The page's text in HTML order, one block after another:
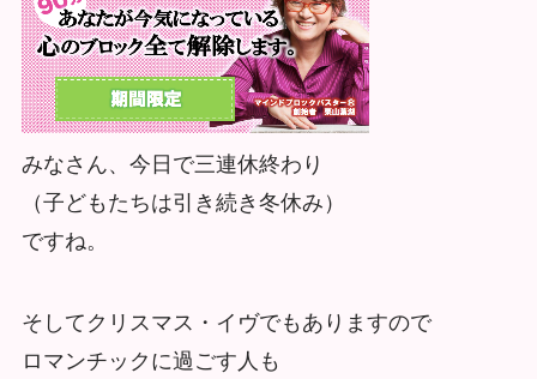
みなさん、今日で三連休終わり
（子どもたちは引き続き冬休み）
ですね。
そしてクリスマス・イヴでもありますので
ロマンチックに過ごす人も